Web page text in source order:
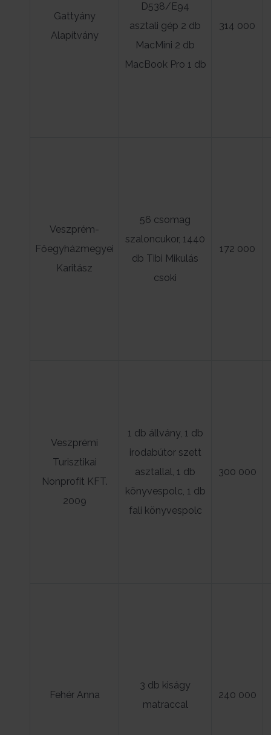
Gattyány
Alapítvány
D538/E94
asztali gép 2 db
MacMini 2 db
MacBook Pro 1 db
314 000
Veszprém-
Főegyházmegyei
Karitász
56 csomag
szaloncukor, 1440
db Tibi Mikulás
csoki
172 000
Veszprémi
Turisztikai
Nonprofit KFT.
2009
1 db állvány, 1 db
irodabútor szett
asztallal, 1 db
könyvespolc, 1 db
fali könyvespolc
300 000
Fehér Anna
3 db kiságy
matraccal
240 000